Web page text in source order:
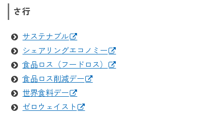
さ行
サステナブル
シェアリングエコノミー
食品ロス（フードロス）
食品ロス削減デー
世界食料デー
ゼロウェイスト